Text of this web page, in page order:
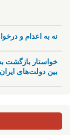
نه به اعدام و
خواستار بازگشت به
بین دولت‌های ایران